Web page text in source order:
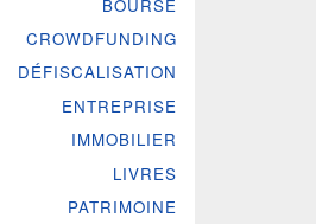
BOURSE
CROWDFUNDING
DÉFISCALISATION
ENTREPRISE
IMMOBILIER
LIVRES
PATRIMOINE